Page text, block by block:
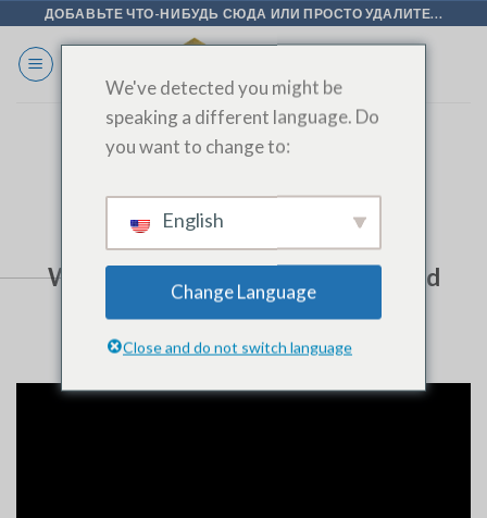
Перейти
содержанию
ДОБАВЬТЕ ЧТО-НИБУДЬ СЮДА ИЛИ ПРОСТО УДАЛИТЕ...
How Fan Coil Units Use Hydraulic
Process ExplainedHow Fan Coil
Units Use Hydraulic Expansion |
Water Expansion Process Explained
We've detected you might be
speaking a different language. Do
you want to change to:
English
Change Language
Close and do not switch language